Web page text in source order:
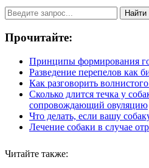
Найти
Прочитайте:
Принципы формирования
Разведение перепелов как
Как разговорить
Сколько длится течка у
сопровождающий овуляцию
Что делать, если вашу
Лечение собаки в случае
Читайте также: